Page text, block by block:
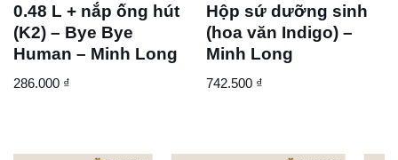
0.48 L + nắp ống hút
(K2) – Bye Bye
Human – Minh Long
286.000 ₫
Hộp sứ dưỡng sinh
(hoa văn Indigo) –
Minh Long
742.500 ₫